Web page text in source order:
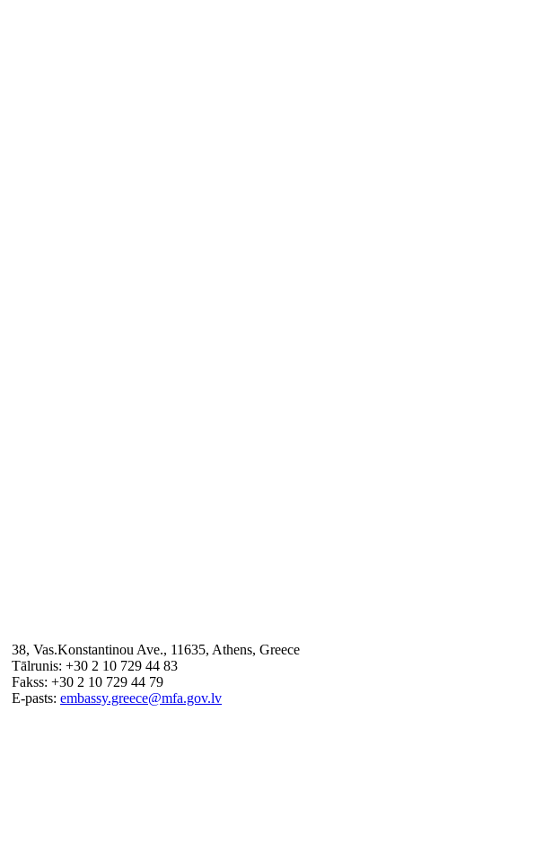
38, Vas.Konstantinou Ave., 11635, Athens, Greece
Tālrunis: +30 2 10 729 44 83
Fakss: +30 2 10 729 44 79
E-pasts: embassy.greece@mfa.gov.lv